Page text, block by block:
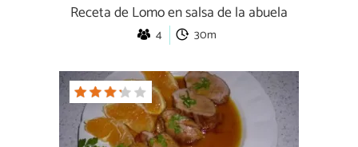
Receta de Lomo en salsa de la abuela
4 30m